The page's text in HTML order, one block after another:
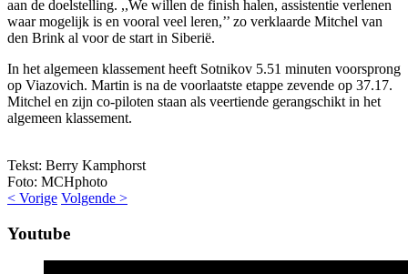
aan de doelstelling. ,,We willen de finish halen, assistentie verlenen
waar mogelijk is en vooral veel leren,’’ zo verklaarde Mitchel van
den Brink al voor de start in Siberië.
In het algemeen klassement heeft Sotnikov 5.51 minuten voorsprong
op Viazovich. Martin is na de voorlaatste etappe zevende op 37.17.
Mitchel en zijn co-piloten staan als veertiende gerangschikt in het
algemeen klassement.
Tekst: Berry Kamphorst
Foto: MCHphoto
< Vorige Volgende >
Youtube